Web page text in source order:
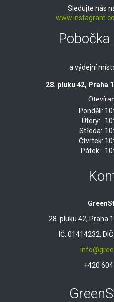
Sledujte nás
Pobočka
a výdejní
28. pluku 42, Praha
Pondělí:
Úterý:
Středa:
Čtvrtek:
Pátek:
28. pluku 42, Praha
IČ: 01414232,
+420